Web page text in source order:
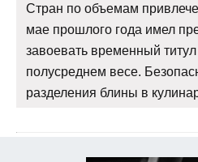
Стран по объемам
мае прошлого года имел
завоевать временный
полусреднем весе.
разделения блины в